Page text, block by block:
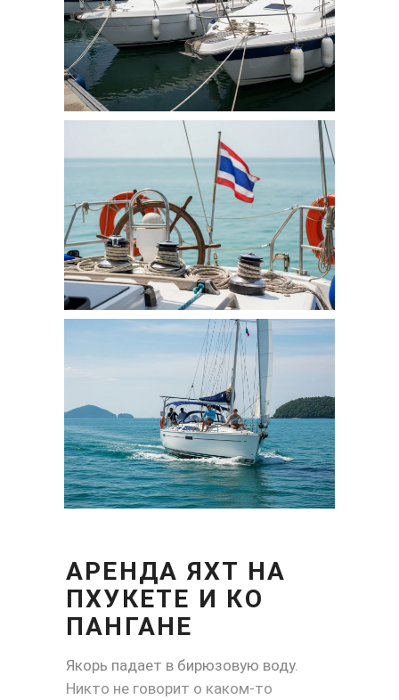
АРЕНДА ЯХТ НА
ПХУКЕТЕ И КО
ПАНГАНЕ
Якорь падает в бирюзовую воду.
Никто не говорит о каком-то